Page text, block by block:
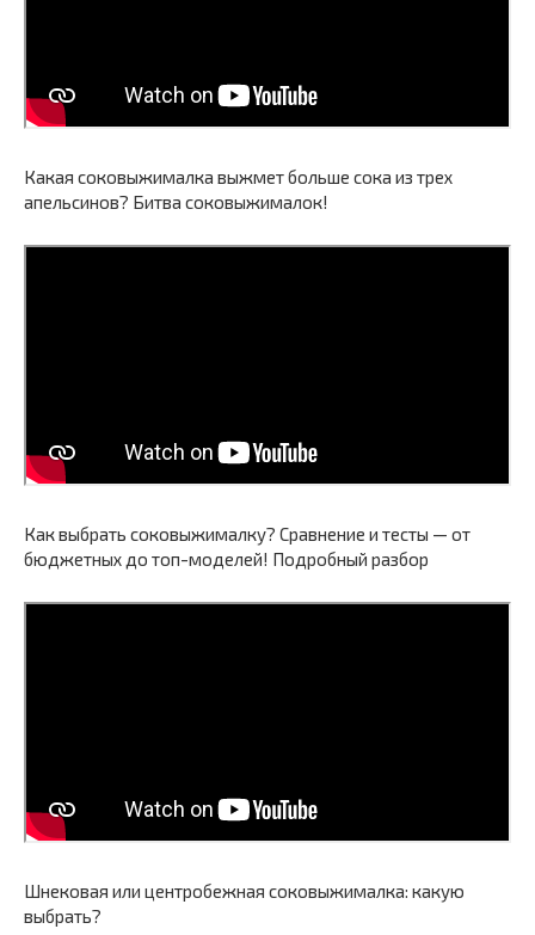
Какая соковыжималка выжмет больше сока из трех
апельсинов? Битва соковыжималок!
Как выбрать соковыжималку? Сравнение и тесты — от
бюджетных до топ-моделей! Подробный разбор
Шнековая или центробежная соковыжималка: какую
выбрать?